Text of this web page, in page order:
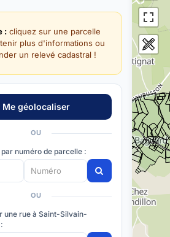
:cliquez sur une parcelle
plus d'informations ou
un relevé cadastral !
OU
numéro de parcelle :
OU
une rue à Saint-Silvain-